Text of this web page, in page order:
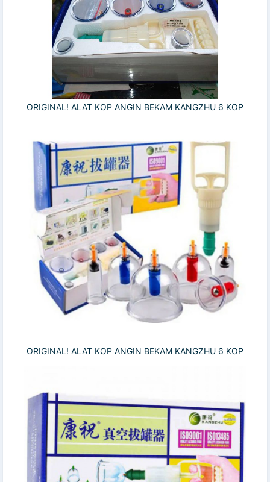
ORIGINAL! ALAT KOP ANGIN BEKAM KANGZHU 6 KOP
ORIGINAL! ALAT KOP ANGIN BEKAM KANGZHU 6 KOP